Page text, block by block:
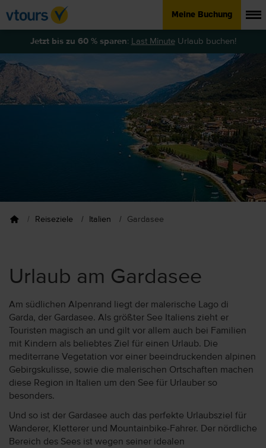
Meine Buchung
Jetzt bis zu 60 % sparen: Last MinuteUrlaub buchen!
Reiseziele Italien Gardasee
Urlaub am Gardasee
Am südlichen Alpenrand liegt der malerische Lago di
Garda, der Gardasee. Als größter See Italiens zieht er
Touristen magisch an und gilt vor allem auch bei Familien
mit Kindern als beliebtes Ziel für einen Urlaub. Die
mediterrane Vegetation vor einer beeindruckenden alpinen
Gebirgskulisse, sowie die malerischen Ortschaften machen
diese Region in Italien um den See für Urlauber so
besonders.
Und so ist der Gardasee auch das perfekte Urlaubsziel für
Wanderer, Kletterer und Mountainbike-Fahrer. Der nördliche
Bereich des Sees ist wegen seiner idealen